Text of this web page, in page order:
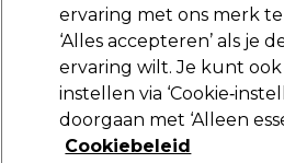
Olivia Garden
Olivia Garden Essential
Black - Medium Hair
(1
ervaring met ons merk
‘Alles accepteren’ als je
ervaring wilt. Je kunt
instellen via
doorgaan met ‘Alleen
Cookiebeleid